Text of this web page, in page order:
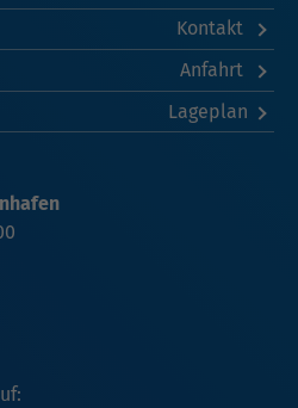
Kontakt
Anfahrt
Lageplan